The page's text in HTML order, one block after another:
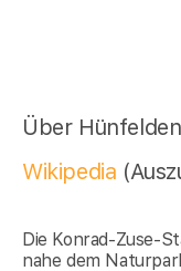
Über
Wikipedia
Die Konrad-Zuse-
nahe dem